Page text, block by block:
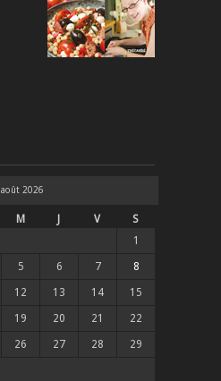
août 2026
M J V
S
1
5 6 7 8
12 13 14 15
19 20 21 22
26 27 28 29